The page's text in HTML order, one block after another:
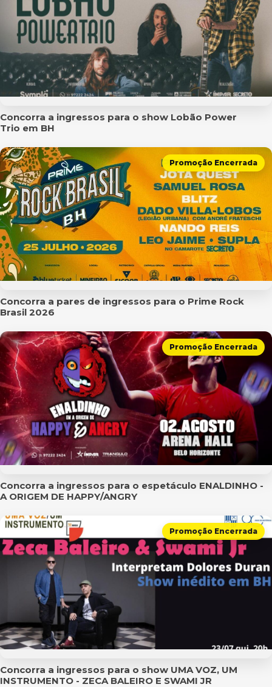
Concorra a ingressos para o show Lobão Power
Trio em BH
Promoção Encerrada
Concorra a pares de ingressos para o Prime Rock
Brasil 2026
Promoção Encerrada
Concorra a ingressos para o espetáculo ENALDINHO -
A ORIGEM DE HAPPY/ANGRY
Promoção Encerrada
Concorra a ingressos para o show UMA VOZ, UM
INSTRUMENTO - ZECA BALEIRO E SWAMI JR